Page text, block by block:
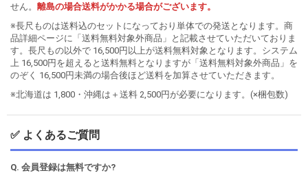
せん。 離島の場合送料がかかる場合がございます。
※長尺ものは送料込のセットになっており単体での発送となります。商
品詳細ページに「送料無料対象外商品」と記載させていただいておりま
す。長尺もの以外で 16,500円以上が送料無料対象となります。システム
上 16,500円を超えると送料無料となりますが「送料無料対象外商品」を
のぞく 16,500円未満の場合後ほど送料を加算させていただきます。
※北海道は 1,800・沖縄は＋送料 2,500円が必要になります。(×梱包数)
✅ よくあるご質問
Q. 会員登録は無料ですか?